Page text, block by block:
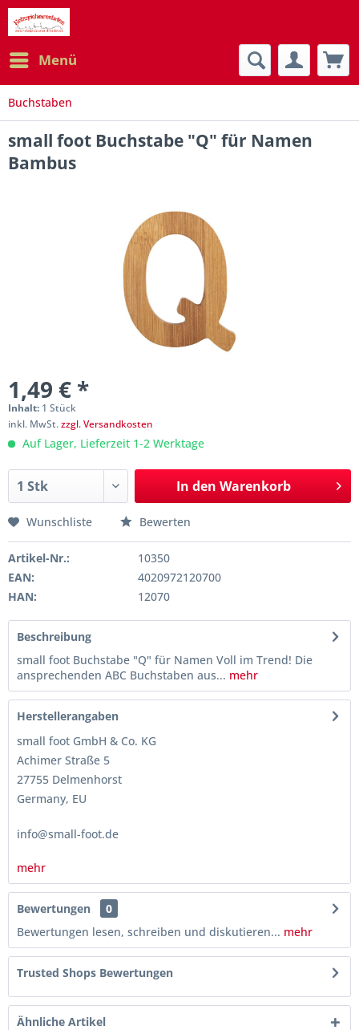
Menü
Buchstaben
small foot Buchstabe "Q" für Namen
Bambus
1,49 € *
Inhalt: 1 Stück
inkl. MwSt.zzgl. Versandkosten
Auf Lager, Lieferzeit 1-2 Werktage
In den Warenkorb
Wunschliste Bewerten
Artikel-Nr.:
10350
EAN:
4020972120700
HAN:
12070
Beschreibung
small foot Buchstabe "Q" für Namen Voll im Trend! Die
ansprechenden ABC Buchstaben aus... mehr
Herstellerangaben
small foot GmbH & Co. KG
Achimer Straße 5
27755 Delmenhorst
Germany, EU
info@small-foot.de
mehr
Bewertungen
0
Bewertungen lesen, schreiben und diskutieren... mehr
Trusted Shops Bewertungen
Ähnliche Artikel